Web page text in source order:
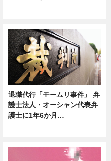
退職代行「モームリ事件」 弁
護士法人・オーシャン代表弁
護士に1年6か月…